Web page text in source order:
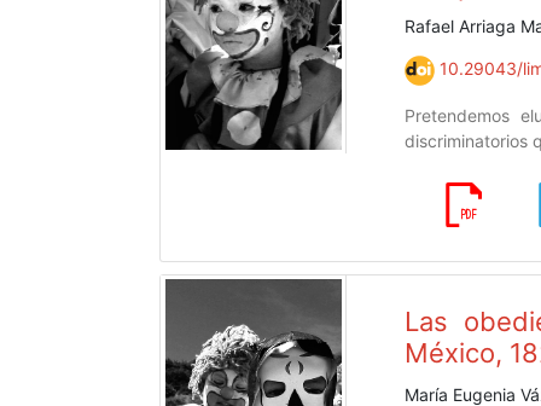
Rafael Arriaga
10.29043/
Pretendemos
discriminatorios
Las
México,
María Eugenia